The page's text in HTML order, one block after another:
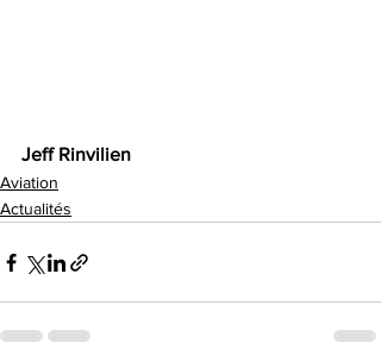
Jeff Rinvilien
Aviation
Actualités